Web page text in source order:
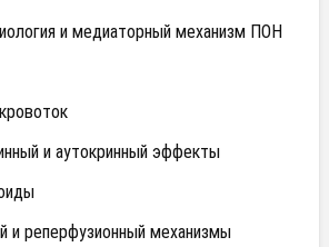
и медиаторный механизм ПОН
и аутокринный эффекты
и реперфузионный механизмы